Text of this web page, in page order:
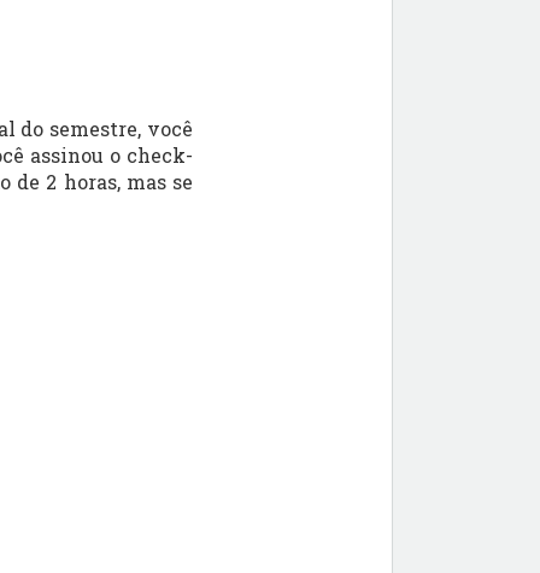
do semestre, você
assinou o check-
de 2 horas, mas se